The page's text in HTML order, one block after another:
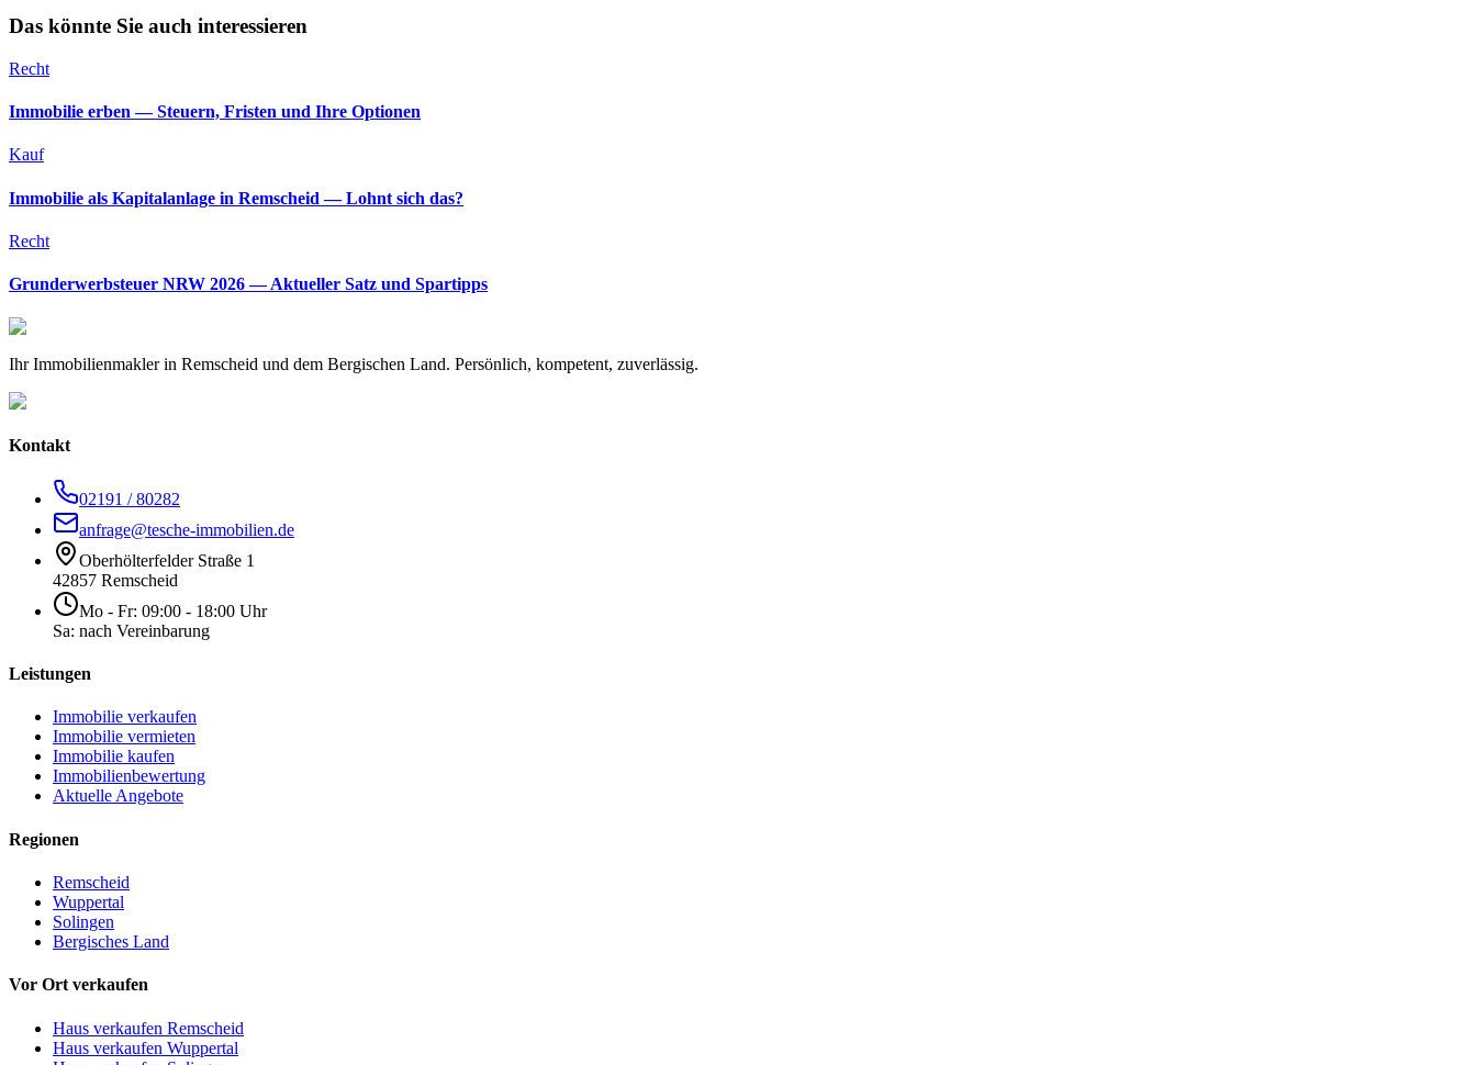
Das könnte Sie auch interessieren
Recht
Immobilie erben — Steuern, Fristen und Ihre Optionen
Kauf
Immobilie als Kapitalanlage in Remscheid — Lohnt sich das?
Recht
Grunderwerbsteuer NRW 2026 — Aktueller Satz und Spartipps
Ihr Immobilienmakler in Remscheid und dem Bergischen Land. Persönlich, kompetent, zuverlässig.
Kontakt
02191 / 80282
anfrage@tesche-immobilien.de
Oberhölterfelder Straße 1
42857 Remscheid
Mo - Fr: 09:00 - 18:00 Uhr
Sa: nach Vereinbarung
Leistungen
Immobilie verkaufen
Immobilie vermieten
Immobilie kaufen
Immobilienbewertung
Aktuelle Angebote
Regionen
Remscheid
Wuppertal
Solingen
Bergisches Land
Vor Ort verkaufen
Haus verkaufen Remscheid
Haus verkaufen Wuppertal